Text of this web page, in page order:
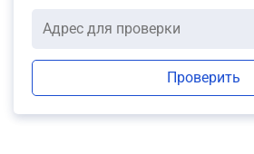
Проверить